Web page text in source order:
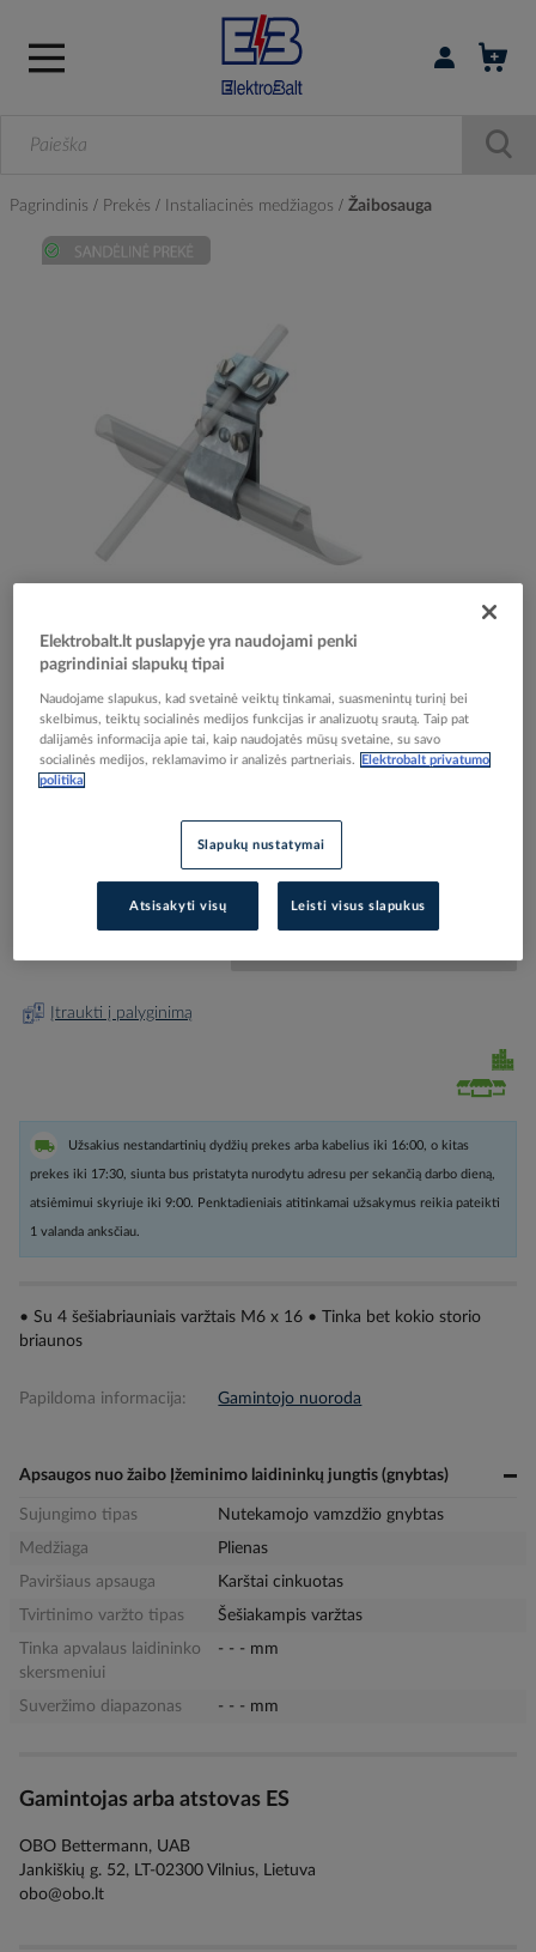
Prisijungti /
Pagrindinis Prekės Instaliacinės medžiagos Žaibosauga
Skip
the
beginning
Reali prekė gali skirtis nuo pavaizduotos nuotraukoje
Jungtis vielai 8-10mm su lietvamzdžiu karštai
cinkuota 262 - OBO BETTERMANN
Elektrobalt prekės kodas
Gamintojo prekės kodas
Įtraukti į palyginimą
Užsakius nestandartinių dydžių prekes arba kabelius iki 16:00, o kitas
prekes iki 17:30, siunta bus pristatyta nurodytu adresu per sekančią darbo dieną,
atsiėmimui skyriuje iki 9:00. Penktadieniais atitinkamai užsakymus reikia pateikti
1 valanda anksčiau.
• Su 4 šešiabriauniais varžtais M6 x 16 • Tinka bet kokio storio
briaunos
Papildoma informacija: Gamintojo nuoroda
Apsaugos nuo žaibo Įžeminimo laidininkų jungtis (gnybtas)
Sujungimo tipas
Nutekamojo vamzdžio gnybtas
Medžiaga
Plienas
Paviršiaus apsauga
Karštai cinkuotas
Tvirtinimo varžto tipas
Šešiakampis varžtas
Tinka apvalaus laidininko
skersmeniui
- - - mm
Suveržimo diapazonas - - - mm
Gamintojas arba atstovas ES
OBO Bettermann, UAB
Jankiškių g. 52, LT-02300 Vilnius, Lietuva
obo@obo.lt
Elektrobalt.lt puslapyje yra naudojami penki
pagrindiniai slapukų tipai
Naudojame slapukus, kad svetainė veiktų tinkamai, suasmenintų turinį bei
skelbimus, teiktų socialinės medijos funkcijas ir analizuotų srautą. Taip pat
dalijamės informacija apie tai, kaip naudojatės mūsų svetaine, su savo
socialinės medijos, reklamavimo ir analizės partneriais.
Elektrobalt privatumo
politika
Slapukų nustatymai
Atsisakyti visų Leisti visus slapukus